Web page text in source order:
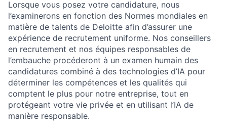
Lorsque vous posez votre candidature, nous
l’examinerons en fonction des Normes mondiales en
matière de talents de Deloitte afin d’assurer une
expérience de recrutement uniforme. Nos conseillers
en recrutement et nos équipes responsables de
l’embauche procéderont à un examen humain des
candidatures combiné à des technologies d’IA pour
déterminer les compétences et les qualités qui
comptent le plus pour notre entreprise, tout en
protégeant votre vie privée et en utilisant l’IA de
manière responsable.